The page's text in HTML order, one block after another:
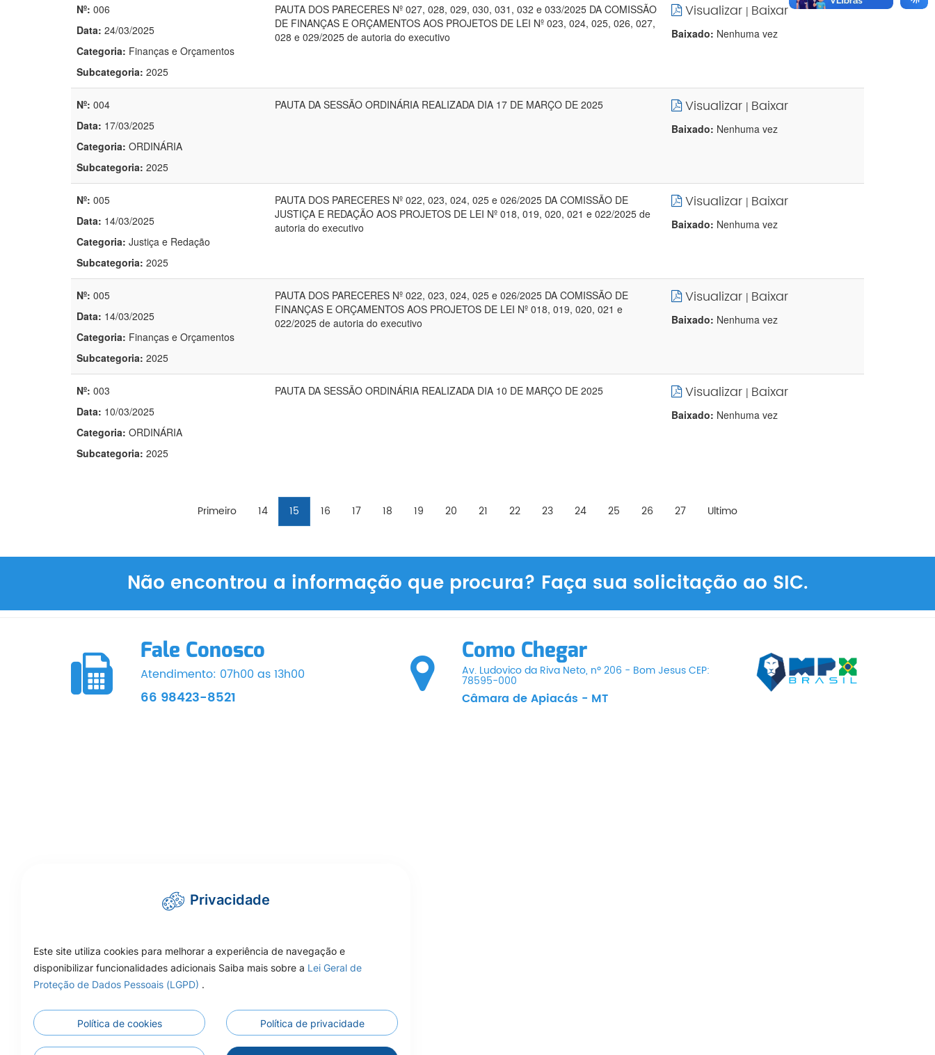
Nº: 006
Data: 24/03/2025
Categoria: Finanças e Orçamentos
Subcategoria: 2025
PAUTA DOS PARECERES Nº 027, 028, 029, 030, 031, 032 e 033/2025 DA COMISSÃO
DE FINANÇAS E ORÇAMENTOS AOS PROJETOS DE LEI Nº 023, 024, 025, 026, 027,
028 e 029/2025 de autoria do executivo
Visualizar | Baixar
Baixado: Nenhuma vez
Nº: 004
Data: 17/03/2025
Categoria: ORDINÁRIA
Subcategoria: 2025
PAUTA DA SESSÃO ORDINÁRIA REALIZADA DIA 17 DE MARÇO DE 2025 Visualizar | Baixar
Baixado: Nenhuma vez
Nº: 005
Data: 14/03/2025
Categoria: Justiça e Redação
Subcategoria: 2025
PAUTA DOS PARECERES Nº 022, 023, 024, 025 e 026/2025 DA COMISSÃO DE
JUSTIÇA E REDAÇÃO AOS PROJETOS DE LEI Nº 018, 019, 020, 021 e 022/2025 de
autoria do executivo
Visualizar | Baixar
Baixado: Nenhuma vez
Nº: 005
Data: 14/03/2025
Categoria: Finanças e Orçamentos
Subcategoria: 2025
PAUTA DOS PARECERES Nº 022, 023, 024, 025 e 026/2025 DA COMISSÃO DE
FINANÇAS E ORÇAMENTOS AOS PROJETOS DE LEI Nº 018, 019, 020, 021 e
022/2025 de autoria do executivo
Visualizar | Baixar
Baixado: Nenhuma vez
Nº: 003
Data: 10/03/2025
Categoria: ORDINÁRIA
Subcategoria: 2025
PAUTA DA SESSÃO ORDINÁRIA REALIZADA DIA 10 DE MARÇO DE 2025 Visualizar | Baixar
Baixado: Nenhuma vez
Primeiro 14 15 16 17 18 19 20 21 22 23 24 25 26 27 Ultimo
Não encontrou a informação que procura? Faça sua solicitação ao SIC.
Fale Conosco
Atendimento: 07h00 as 13h00
66 98423-8521
Como Chegar
Av. Ludovico da Riva Neto, nº 206 - Bom Jesus CEP:
78595-000
Câmara de Apiacás - MT
Privacidade
Este site utiliza cookies para melhorar a experiência de navegação e
disponibilizar funcionalidades adicionais Saiba mais sobre a Lei Geral de
Proteção de Dados Pessoais (LGPD) .
Política de cookies Política de privacidade